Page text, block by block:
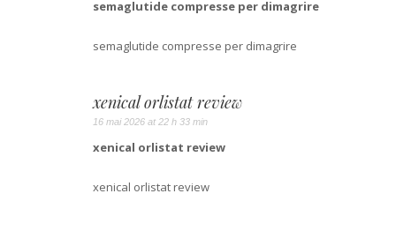
semaglutide compresse per dimagrire
semaglutide compresse per dimagrire
xenical orlistat review
16 mai 2026 at 22 h 33 min
xenical orlistat review
xenical orlistat review